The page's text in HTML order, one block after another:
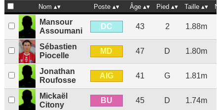
Nom Poste Âge Pied Taille
Mansour
Assoumani
DC 43 2 1.88m
Sébastien
Piocelle
MD 47 D 1.80m
Jonathan
Roufosse
AIG 41 G 1.81m
Mickaël
Citony
BU 45 D 1.74m